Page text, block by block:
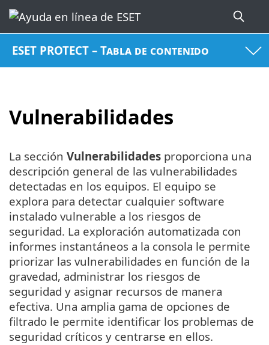
ESET PROTECT – Tabla de contenido
Vulnerabilidades
La sección Vulnerabilidades proporciona una
descripción general de las vulnerabilidades
detectadas en los equipos. El equipo se
explora para detectar cualquier software
instalado vulnerable a los riesgos de
seguridad. La exploración automatizada con
informes instantáneos a la consola le permite
priorizar las vulnerabilidades en función de la
gravedad, administrar los riesgos de
seguridad y asignar recursos de manera
efectiva. Una amplia gama de opciones de
filtrado le permite identificar los problemas de
seguridad críticos y centrarse en ellos.